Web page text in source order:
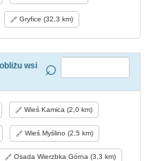
Gryfice (32,3 km)
wsi
Wieś Kamica (2,0 km)
Wieś Myślino (2,5 km)
Osada Wierzbka Górna (3,3 km)